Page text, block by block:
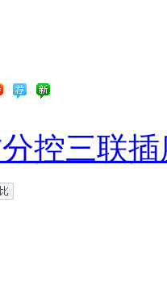
控三联插